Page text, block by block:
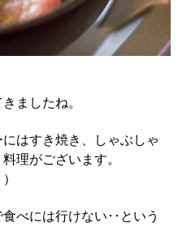
ましたね。
はすき焼き、しゃぶしゃ
理がございます。
べには行けない･･という